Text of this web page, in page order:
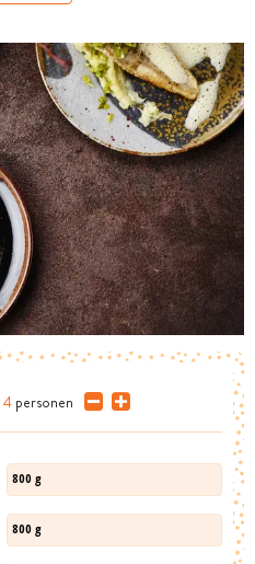
4 personen
800 g
800 g